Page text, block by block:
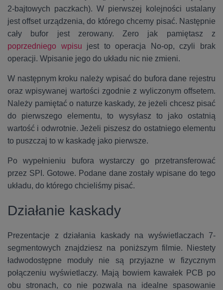
2-bajtowych paczkach). W pierwszej kolejności ustalany
jest offset urządzenia, do którego chcemy pisać. Następnie
cały bufor jest zerowany. Zero jak pamiętasz z
poprzedniego wpisu jest to operacja No-op, czyli brak
operacji. Wpisanie jego do układu nic nie zmieni.
W następnym kroku należy wpisać do bufora dane rejestru
oraz wpisywanej wartości zgodnie z wyliczonym offsetem.
Należy pamiętać o naturze kaskady, że jeżeli chcesz pisać
do pierwszego elementu, to wysyłasz to jako ostatnią
wartość i odwrotnie. Jeżeli piszesz do ostatniego elementu
to puszczaj to w kaskadę jako pierwsze.
Po wypełnieniu bufora wystarczy go przetransferować
przez SPI. Gotowe. Podane dane zostały wpisane do tego
układu, do którego chcieliśmy pisać.
Działanie kaskady
Prezentacje z działania kaskady na wyświetlaczach 7-
segmentowych znajdziesz na poniższym filmie. Niestety
ładwodostępne moduły nie są przyjazne w fizycznym
połączeniu wyświetlaczy. Mają bowiem kawałek PCB po
obu stronach, co nie pozwala na idealne spasowanie